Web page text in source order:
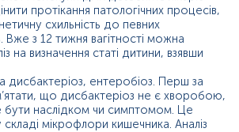
протікання патологічних процесів,
схильність до певних
Вже з 12 тижня вагітності можна
на визначення статі дитини, взявши
дисбактеріоз, ентеробіоз. Перш за
що дисбактеріоз не є хворобою,
бути наслідком чи симптомом. Це
мікрофлори кишечника. Аналіз